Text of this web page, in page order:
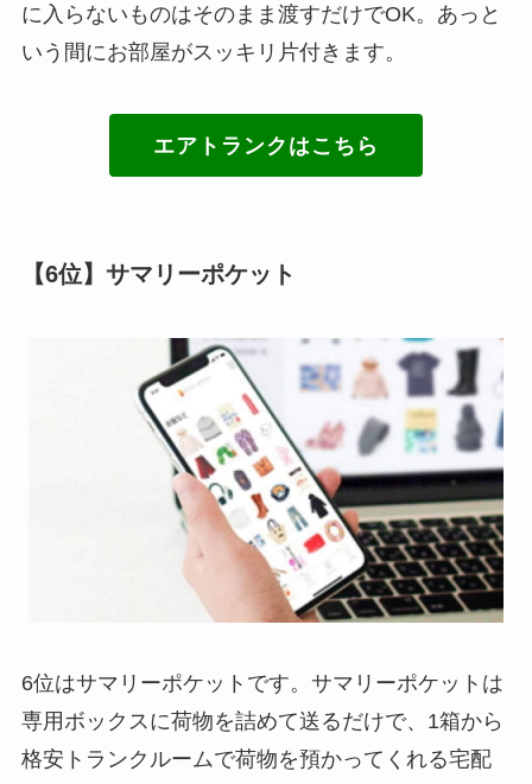
に入らないものはそのまま渡すだけでOK。あっと
いう間にお部屋がスッキリ片付きます。
エアトランクはこちら
【6位】サマリーポケット
6位はサマリーポケットです。サマリーポケットは
専用ボックスに荷物を詰めて送るだけで、1箱から
格安トランクルームで荷物を預かってくれる宅配